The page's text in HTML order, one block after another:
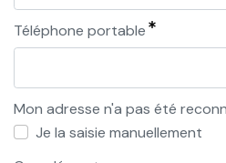
Téléphone portable
Mon adresse n'a pas été
Je la saisie manuellement